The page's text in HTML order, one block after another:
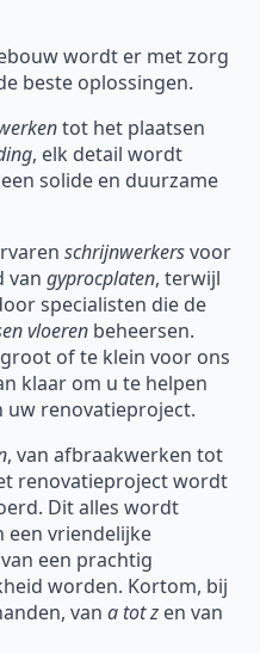
wordt er met zorg
beste oplossingen.
tot het plaatsen
, elk detail wordt
solide en duurzame
schrijnwerkersvoor
van gyprocplaten, terwijl
specialisten die de
vloeren beheersen.
of te klein voor ons
klaar om u te helpen
uw renovatieproject.
, van afbraakwerken tot
renovatieproject wordt
Dit alles wordt
een vriendelijke
een prachtig
worden. Kortom, bij
van a tot z en van